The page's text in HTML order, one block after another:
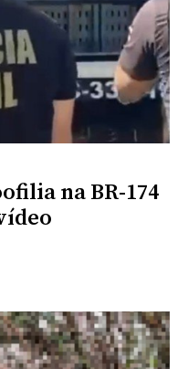
na BR-174